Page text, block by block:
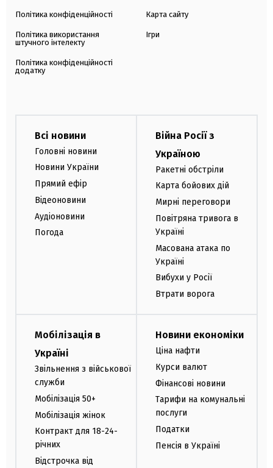
Політика конфіденційності
Політика використання
штучного інтелекту
Політика конфіденційності
додатку
Карта сайту
Ігри
Всі новини
Головні новини
Новини України
Прямий ефір
Відеоновини
Аудіоновини
Погода
Війна Росії з
Україною
Ракетні обстріли
Карта бойових дій
Мирні переговори
Повітряна тривога в
Україні
Масована атака по
Україні
Вибухи у Росії
Втрати ворога
Мобілізація в
Україні
Звільнення з військової
служби
Мобілізація 50+
Мобілізація жінок
Контракт для 18-24-
річних
Відстрочка від
Новини економіки
Ціна нафти
Курси валют
Фінансові новини
Тарифи на комунальні
послуги
Податки
Пенсія в Україні